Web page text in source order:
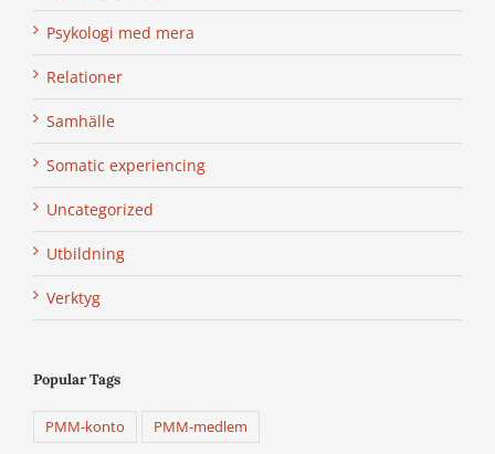
Psykologi med mera
Relationer
Samhälle
Somatic experiencing
Uncategorized
Utbildning
Verktyg
Popular Tags
PMM-konto PMM-medlem